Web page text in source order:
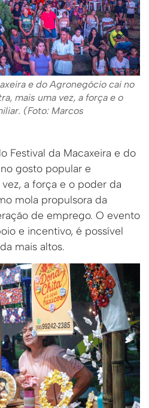
e do Agronegócio cai no
mais uma vez, a força e o
(Foto: Marcos
Festival da Macaxeira e do
gosto popular e
a força e o poder da
mola propulsora da
de emprego. O evento
e incentivo, é possível
mais altos.